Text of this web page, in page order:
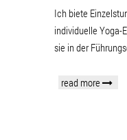
Ich biete
individuelle Yoga-
sie in der
read more